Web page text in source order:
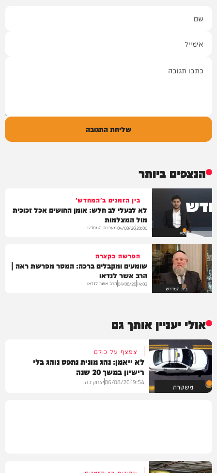
שליחת התגובה
הנצפים ביותר
VOD
בין הזמנים ב'המחדש'
לא לבעלי לב חלש: אומן החושים אכל זכוכית
מול המצלמות
20:00
04/08/26מערכת המחדש
בית המדרש
הפרשה בקצרה
שומעים ומקבלים ברכה: המסר מפרשת ראה |
הרב אשר לנדאו
14:02
04/08/26הרב אשר לנדאו
אולי יעניין אותך גם
משטרה
צפצף על כולם
לא ייאמן: נהג מונית נתפס נוהג בלי
רישיון במשך 20 שנה
19:54
06/08/26יצחק כהן